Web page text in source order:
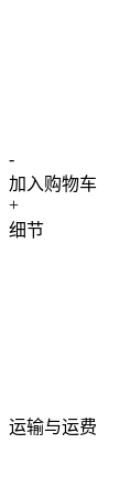
-
加入购物车
+
细节
运输与运费